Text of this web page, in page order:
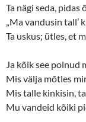
Ta nägi seda, pidas
„Ma vandusin tall’
Ta uskus; ütles, et
Ja kõik see polnud
Mis välja mõtles
Mis talle kinkisin,
Mu vandeid kõiki